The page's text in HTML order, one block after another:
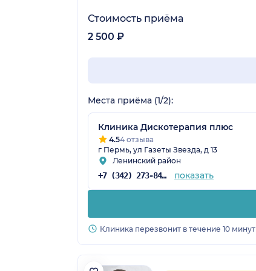
Стоимость приёма
2 500 ₽
Места приёма (1/2):
Клиника Дискотерапия плюс
4.54 отзыва
г Пермь, ул Газеты Звезда, д 13
Ленинский район
+7 (342) 273-84-81 показать
Клиника перезвонит в течение 10 минут